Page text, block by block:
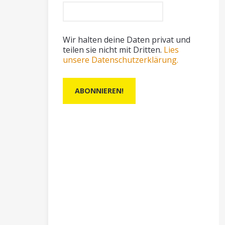
Wir halten deine Daten privat und
teilen sie nicht mit Dritten. Lies
unsere Datenschutzerklärung.